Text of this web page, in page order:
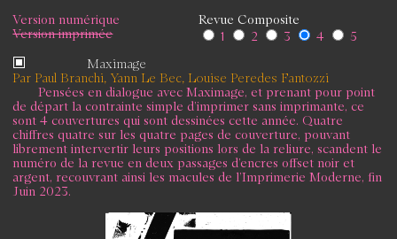
Version numérique
Version imprimée
Revue Composite
1
2 3 4
5
Maximage
Par Paul Branchi, Yann Le Bec, Louise Peredes Fantozzi
Pensées en dialogue avec Maximage, et prenant pour point
de départ la contrainte simple d’imprimer sans imprimante, ce
sont 4 couvertures qui sont dessinées cette année. Quatre
chiffres quatre sur les quatre pages de couverture, pouvant
librement intervertir leurs positions lors de la reliure, scandent le
numéro de la revue en deux passages d’encres offset noir et
argent, recouvrant ainsi les macules de l’Imprimerie Moderne, fin
Juin 2023.